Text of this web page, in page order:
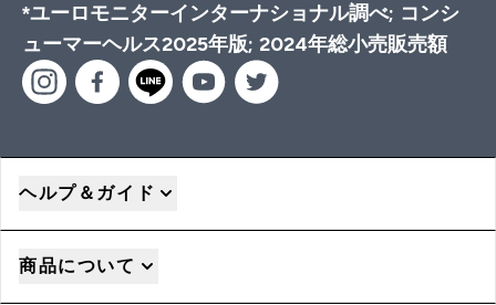
*ユーロモニターインターナショナル調べ; コンシ
ューマーヘルス2025年版; 2024年総小売販売額
ヘルプ＆ガイド
商品について